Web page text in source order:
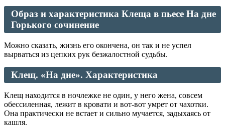
Образ и характеристика Клеща в пьесе На дне
Горького сочинение
Можно сказать, жизнь его окончена, он так и не успел
вырваться из цепких рук безжалостной судьбы.
Клещ. «На дне». Характеристика
Клещ находится в ночлежке не один, у него жена, совсем
обессиленная, лежит в кровати и вот-вот умрет от чахотки.
Она практически не встает и сильно мучается, задыхаясь от
кашля.